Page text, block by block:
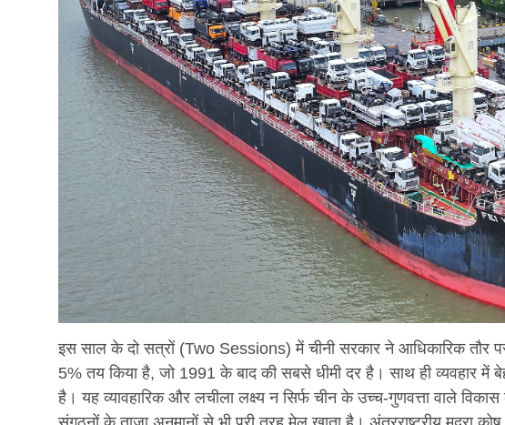
इस साल के दो सत्रों (Two Sessions) में चीनी सरकार ने आधिकारिक तौर
5% तय किया है, जो 1991 के बाद की सबसे धीमी दर है। साथ ही व्यवहार में
है। यह व्यावहारिक और लचीला लक्ष्य न सिर्फ चीन के उच्च-गुणवत्ता वाले